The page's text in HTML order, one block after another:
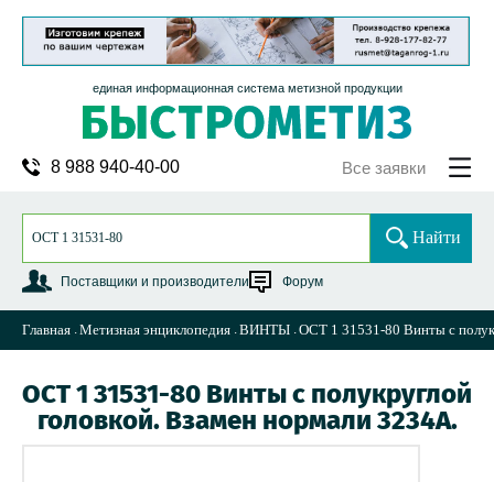
единая информационная система метизной продукции
8 988 940-40-00 Все заявки
Поставщики и производители Форум
Найти
Главная Метизная энциклопедия ВИНТЫ ОСТ 1 31531-80 Винты с
ОСТ 1 31531-80 Винты с полукруглой
головкой. Взамен нормали 3234А.